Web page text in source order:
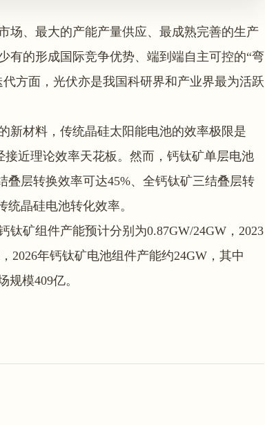
场、最大的产能产量供应、最成熟完善的生产
有的形成国际竞争优势、端到端自主可控的“弯
方面，光伏亦是我国科研界和产业界最为活跃
新材料，传统晶硅太阳能电池的效率极限是
近理论效率天花板。然而，钙钛矿单层电池
叠层转换效率可达45%、全钙钛矿三结叠层转
晶硅电池转化效率。
钛矿组件产能预计分别为0.87GW/24GW，2023
2026年钙钛矿电池组件产能约24GW，其中
模409亿。